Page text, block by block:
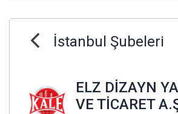
İstanbul Şubeleri
ELZ DİZAYN
VE TİCARET